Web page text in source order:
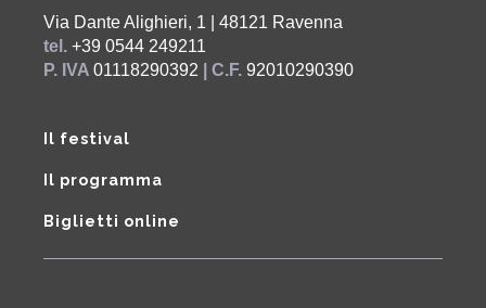
Via Dante Alighieri, 1 | 48121 Ravenna
tel. +39 0544 249211
P. IVA 01118290392 | C.F. 92010290390
Il festival
Il programma
Biglietti online